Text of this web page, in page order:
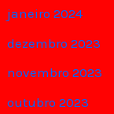
janeiro 2024
dezembro 2023
novembro 2023
outubro 2023